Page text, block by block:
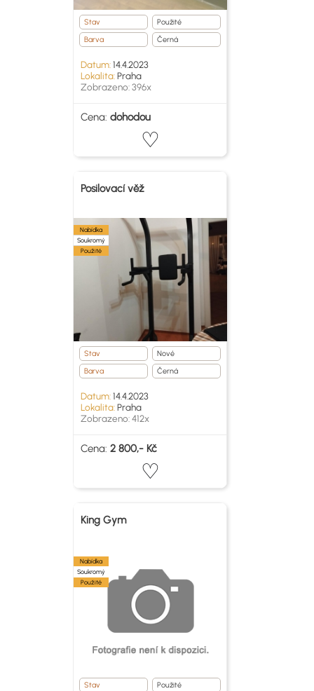
Stav
Použité
Barva
Černá
Datum:14.4.2023
Lokalita:Praha
Zobrazeno: 396x
Cena: dohodou
Posilovací věž
Nabídka
Soukromý
Použité
Stav
Nové
Barva
Černá
Datum:14.4.2023
Lokalita:Praha
Zobrazeno: 412x
Cena: 2 800,- Kč
King Gym
Nabídka
Soukromý
Použité
Stav
Použité